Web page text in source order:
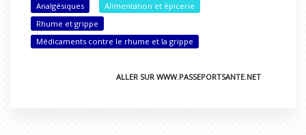
Analgésiques
Alimentation et épicerie
Rhume et grippe
Médicaments contre le rhume et la grippe
ALLER SUR WWW.PASSEPORTSANTE.NET